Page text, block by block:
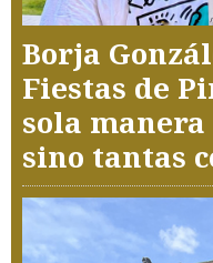
Borja
Fiestas de
sola
sino tantas